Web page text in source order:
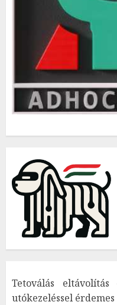
Tetoválás
utókezeléssel